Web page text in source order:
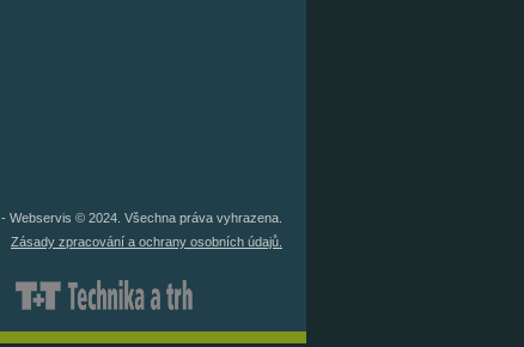
- Webservis © 2024. Všechna práva vyhrazena.
Zásady zpracování a ochrany osobních údajů.